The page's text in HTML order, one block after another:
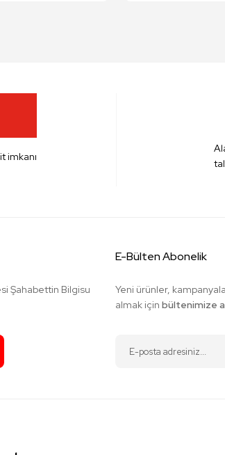
imkanı
Şahabettin Bilgisu
E-Bülten Abonelik
Yeni ürünler,
almak içinbültenimize